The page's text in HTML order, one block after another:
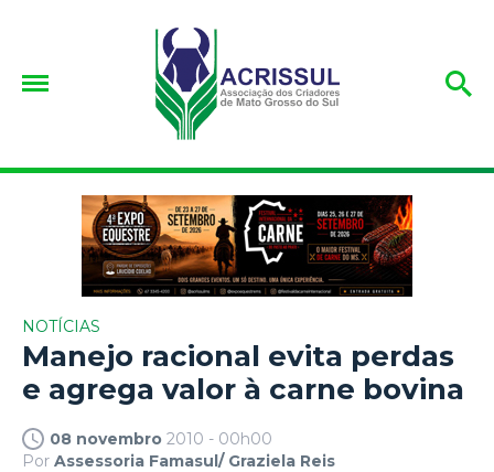
NOTÍCIAS
Manejo racional evita perdas
e agrega valor à carne bovina
08 novembro 2010 - 00h00
Por Assessoria Famasul/ Graziela Reis